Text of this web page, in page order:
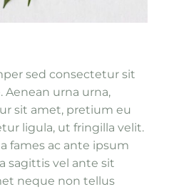
sed consectetur sit
urna urna,
sit amet, pretium eu
ligula, ut fringilla velit.
fames ac ante ipsum
sagittis vel ante sit
neque non tellus